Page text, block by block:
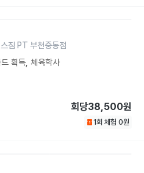
짐 PT 부천중동점
획득, 체육학사
회당38,500원
1회 체험 0원